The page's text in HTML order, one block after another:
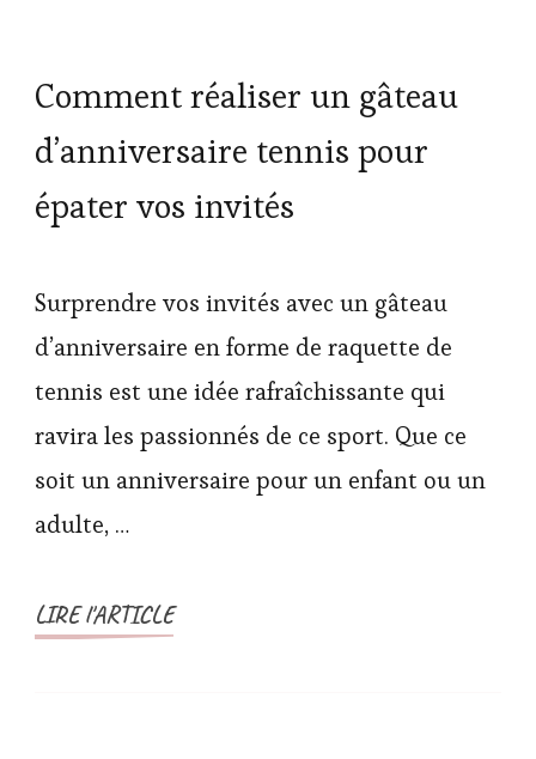
Comment réaliser un gâteau
d’anniversaire tennis pour
épater vos invités
Surprendre vos invités avec un gâteau
d’anniversaire en forme de raquette de
tennis est une idée rafraîchissante qui
ravira les passionnés de ce sport. Que ce
soit un anniversaire pour un enfant ou un
adulte, …
LIRE l'ARTICLE